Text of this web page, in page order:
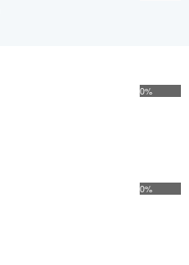
0%
0%